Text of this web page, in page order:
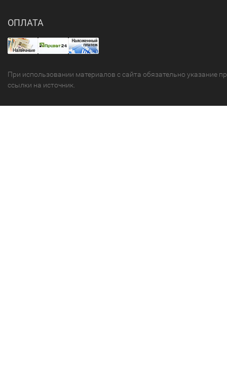
ОПЛАТА
При использовании материалов с сайта обязательно указание
ссылки на источник.